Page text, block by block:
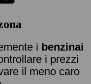
i benzinai
i prezzi
il meno caro